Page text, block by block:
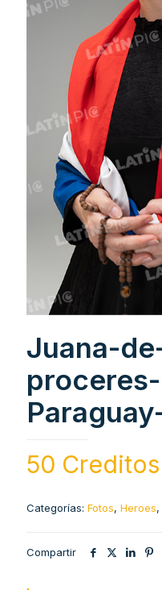
Juana-
50 Creditos
Categorías: Fotos, Heroes,
Compartir